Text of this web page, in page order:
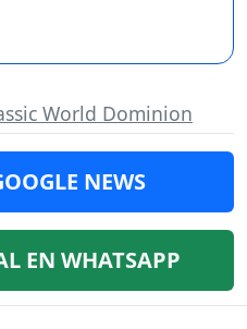
World Dominion
NEWS
EN WHATSAPP